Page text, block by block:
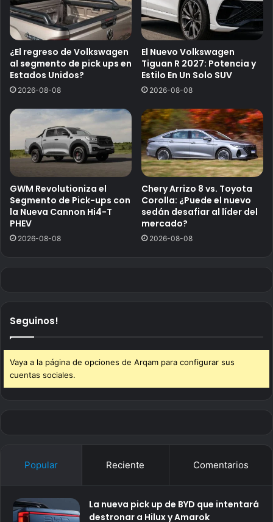
¿El regreso de Volkswagen
al segmento de pick ups en
Estados Unidos?
2026-08-08
El Nuevo Volkswagen
Tiguan R 2027: Potencia y
Estilo En Un Solo SUV
2026-08-08
GWM Revolutioniza el
Segmento de Pick-ups con
la Nueva Cannon Hi4-T
PHEV
2026-08-08
Chery Arrizo 8 vs. Toyota
Corolla: ¿Puede el nuevo
sedán desafiar al líder del
mercado?
2026-08-08
Seguinos!
Vaya a la página de opciones de Arqam para configurar sus
cuentas sociales.
Popular Reciente Comentarios
La nueva pick up de BYD que intentará
destronar a Hilux y Amarok